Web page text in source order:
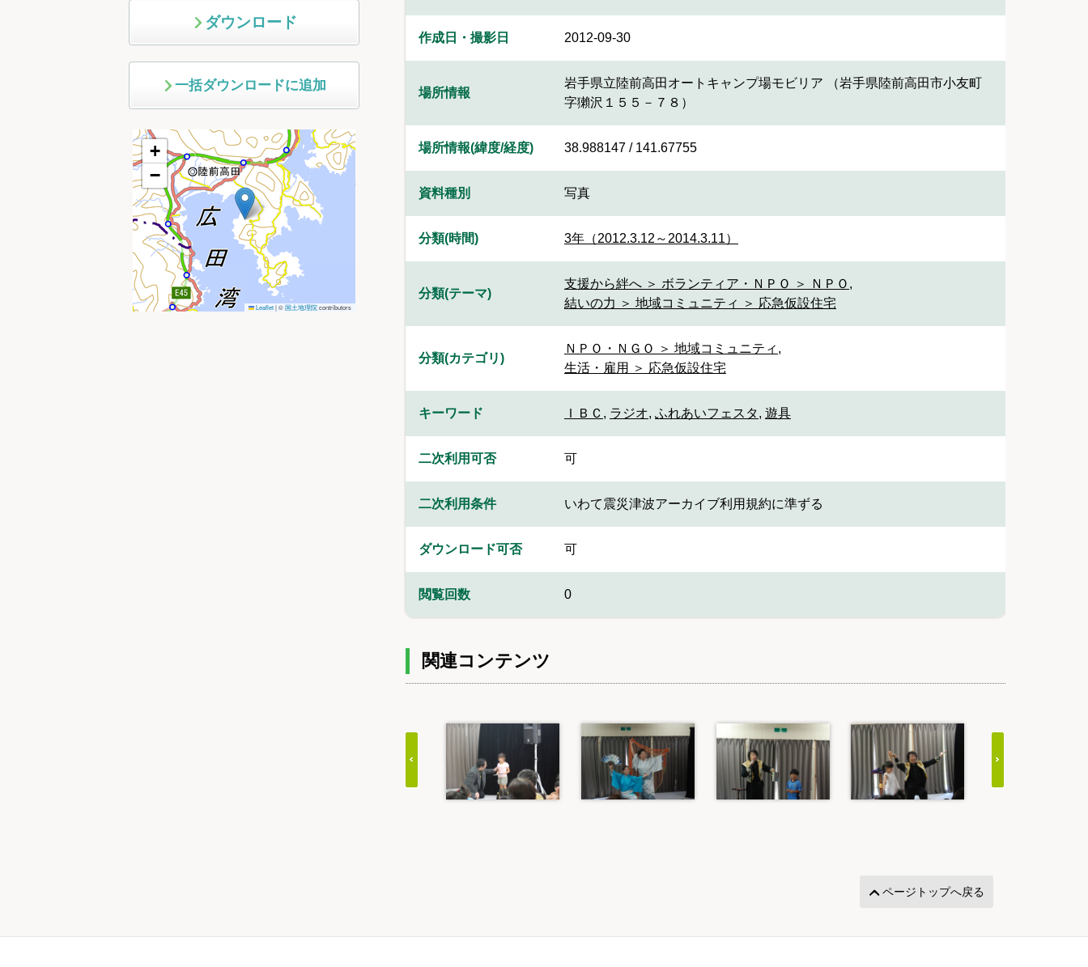
ダウンロード
一括ダウンロードに追加
+
−
Leaflet|©国土地理院contributors
作成日・撮影日 2012-09-30
場所情報
岩手県立陸前高田オートキャンプ場モビリア （岩手県陸前高田市小友町
字獺沢１５５－７８）
場所情報(緯度/経度) 38.988147 / 141.67755
資料種別 写真
分類(時間) 3年（2012.3.12～2014.3.11）
分類(テーマ)
支援から絆へ ＞ ボランティア・ＮＰＯ ＞ ＮＰＯ ,
結いの力 ＞ 地域コミュニティ ＞ 応急仮設住宅
分類(カテゴリ)
ＮＰＯ・ＮＧＯ ＞ 地域コミュニティ ,
生活・雇用 ＞ 応急仮設住宅
キーワード ＩＢＣ , ラジオ, ふれあいフェスタ, 遊具
二次利用可否 可
二次利用条件 いわて震災津波アーカイブ利用規約に準ずる
ダウンロード可否 可
閲覧回数 0
関連コンテンツ
ページトップへ戻る